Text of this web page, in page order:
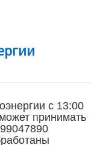
с 13:00
принимать